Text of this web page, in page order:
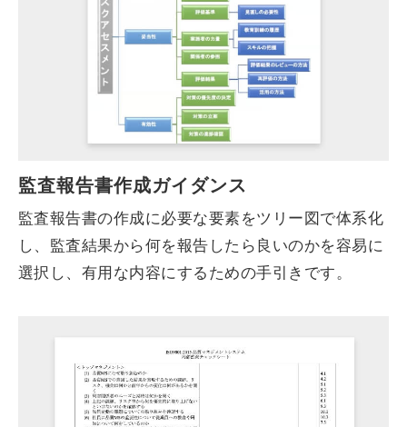
監査報告書作成ガイダンス
監査報告書の作成に必要な要素をツリー図で体系化
し、監査結果から何を報告したら良いのかを容易に
選択し、有用な内容にするための手引きです。